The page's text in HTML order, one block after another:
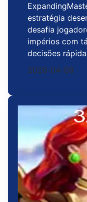
estratégia
desafia
impérios com
decisões
2026-04-08